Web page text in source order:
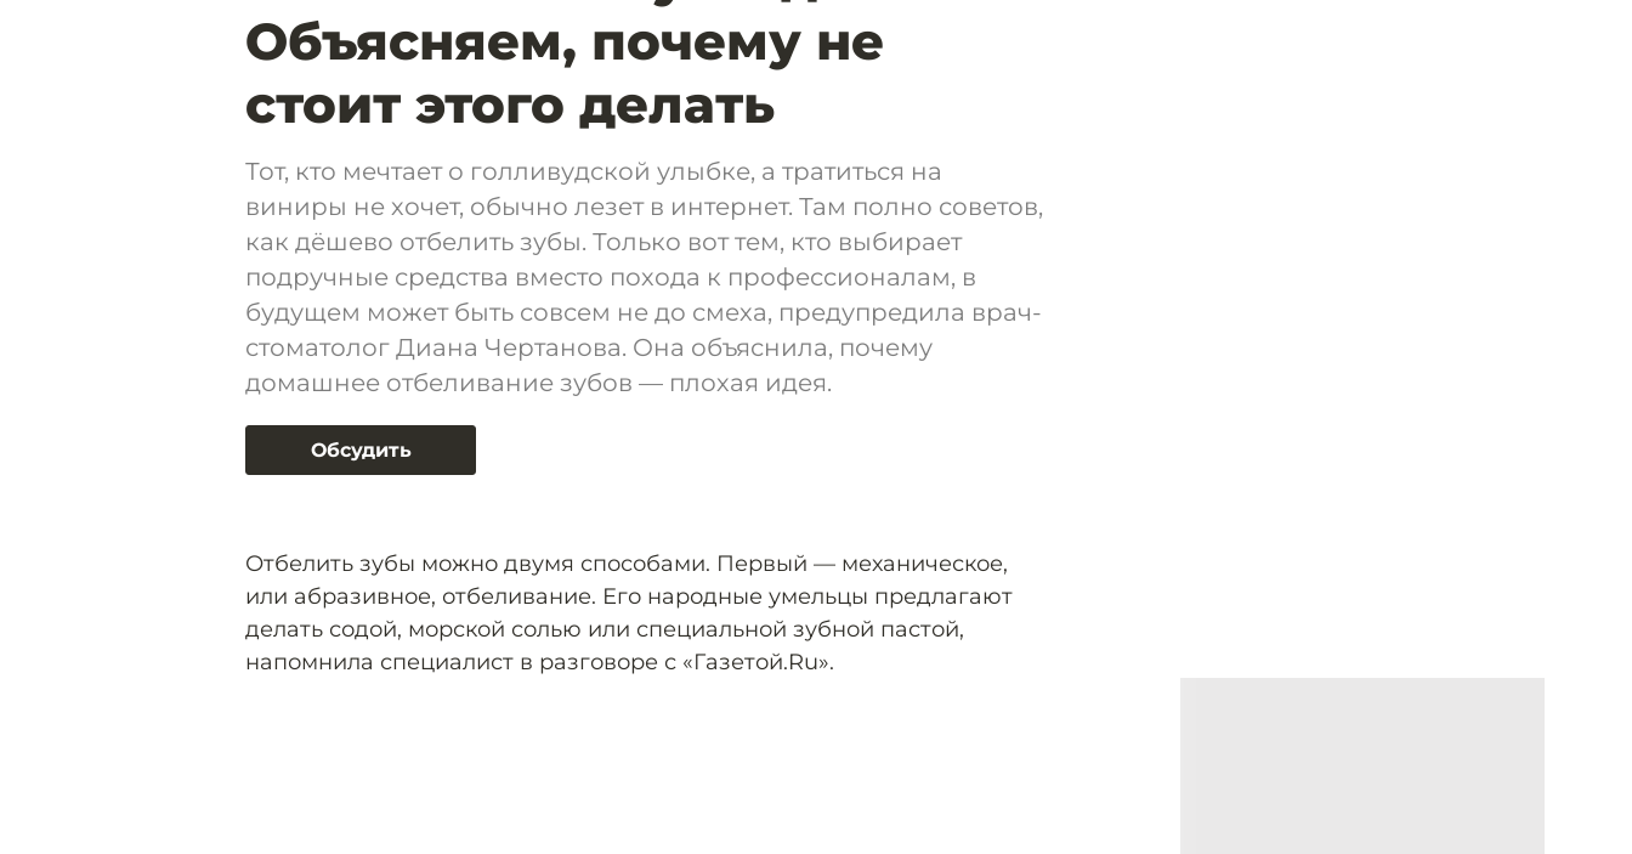
Объясняем, почему не
стоит этого делать
Тот, кто мечтает о голливудской улыбке, а тратиться на
виниры не хочет, обычно лезет в интернет. Там полно советов,
как дёшево отбелить зубы. Только вот тем, кто выбирает
подручные средства вместо похода к профессионалам, в
будущем может быть совсем не до смеха, предупредила врач-
стоматолог Диана Чертанова. Она объяснила, почему
домашнее отбеливание зубов — плохая идея.
Обсудить
Отбелить зубы можно двумя способами. Первый — механическое,
или абразивное, отбеливание. Его народные умельцы предлагают
делать содой, морской солью или специальной зубной пастой,
напомнила специалист в разговоре с «Газетой.Ru».